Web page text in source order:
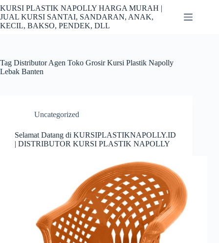
Skip
to
content
KURSI PLASTIK NAPOLLY HARGA MURAH |
JUAL KURSI SANTAI, SANDARAN, ANAK,
KECIL, BAKSO, PENDEK, DLL
Tag Distributor Agen Toko Grosir Kursi Plastik Napolly
Lebak Banten
Uncategorized
Selamat Datang di KURSIPLASTIKNAPOLLY.ID
| DISTRIBUTOR KURSI PLASTIK NAPOLLY